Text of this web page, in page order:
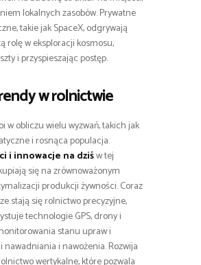
lokalnych zasobów. Prywatne
takie jak SpaceX, odgrywają
rolę w eksploracji kosmosu,
i przyspieszając postęp.
w rolnictwie
w obliczu wielu wyzwań, takich jak
i rosnąca populacja.
i innowacje na dziśw tej
się na zrównoważonym
produkcji żywności. Coraz
stają się rolnictwo precyzyjne,
technologie GPS, drony i
stanu upraw i
nawadniania i nawożenia. Rozwija